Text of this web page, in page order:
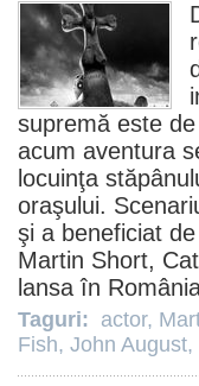
supremă este
acum aventura
locuinţa
oraşului.
şi a beneficiat
Martin Short,
lansa în
Taguri: actor,
Fish, John August,